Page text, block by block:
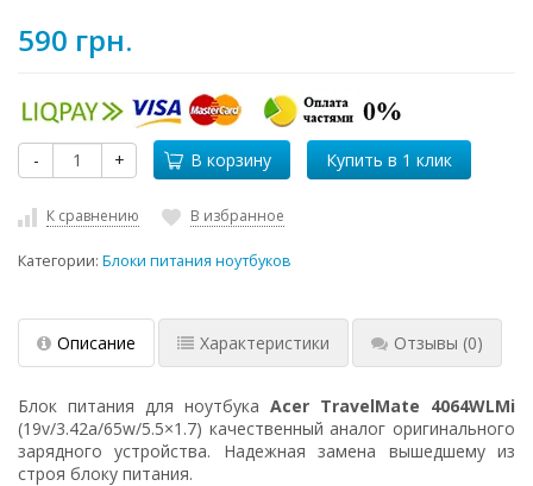
590 грн.
- + В корзину
К сравнению В избранное
Категории: Блоки питания ноутбуков
Описание Характеристики Отзывы (0)
Блок питания для ноутбука Acer TravelMate 4064WLMi
(19v/3.42a/65w/5.5×1.7) качественный аналог оригинального
зарядного устройства. Надежная замена вышедшему из
строя блоку питания.